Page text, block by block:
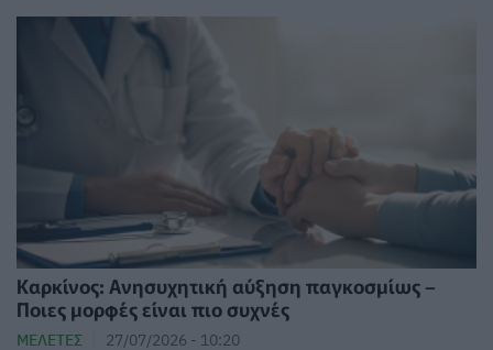
Καρκίνος: Ανησυχητική αύξηση παγκοσμίως –
Ποιες μορφές είναι πιο συχνές
ΜΕΛΈΤΕΣ 27/07/2026 - 10:20